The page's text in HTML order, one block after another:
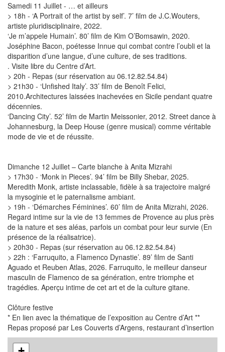
Samedi 11 Juillet - … et ailleurs
> 18h - ‘A Portrait of the artist by self’. 7’ film de J.C.Wouters,
artiste pluridisciplinaire, 2022.
‘Je m’appele Humain’. 80’ film de Kim O’Bomsawin, 2020.
Joséphine Bacon, poétesse Innue qui combat contre l’oubli et la
disparition d’une langue, d’une culture, de ses traditions.
. Visite libre du Centre d’Art.
> 20h - Repas (sur réservation au 06.12.82.54.84)
> 21h30 - ‘Unfished Italy’. 33’ film de Benoît Felici,
2010.Architectures laissées inachevées en Sicile pendant quatre
décennies.
‘Dancing City’. 52’ film de Martin Meissonier, 2012. Street dance à
Johannesburg, la Deep House (genre musical) comme véritable
mode de vie et de réussite.
Dimanche 12 Juillet – Carte blanche à Anita Mizrahi
> 17h30 - ‘Monk in Pieces’. 94’ film be Billy Shebar, 2025.
Meredith Monk, artiste inclassable, fidèle à sa trajectoire malgré
la mysoginie et le paternalisme ambiant.
> 19h - ‘Démarches Féminines’. 60’ film de Anita Mizrahi, 2026.
Regard intime sur la vie de 13 femmes de Provence au plus près
de la nature et ses aléas, parfois un combat pour leur survie (En
présence de la réalisatrice).
> 20h30 - Repas (sur réservation au 06.12.82.54.84)
> 22h : ‘Farruquito, a Flamenco Dynastie’. 89’ film de Santi
Aguado et Reuben Atlas, 2026. Farruquito, le meilleur danseur
masculin de Flamenco de sa génération, entre triomphe et
tragédies. Aperçu intime de cet art et de la culture gitane.
Clôture festive
* En lien avec la thématique de l’exposition au Centre d’Art **
Repas proposé par Les Couverts d’Argens, restaurant d’insertion